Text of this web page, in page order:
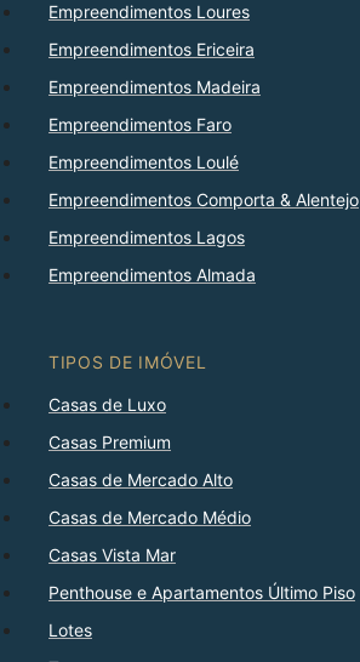
Empreendimentos Loures
Empreendimentos Ericeira
Empreendimentos Madeira
Empreendimentos Faro
Empreendimentos Loulé
Empreendimentos Comporta & Alentejo
Empreendimentos Lagos
Empreendimentos Almada
TIPOS DE IMÓVEL
Casas de Luxo
Casas Premium
Casas de Mercado Alto
Casas de Mercado Médio
Casas Vista Mar
Penthouse e Apartamentos Último Piso
Lotes